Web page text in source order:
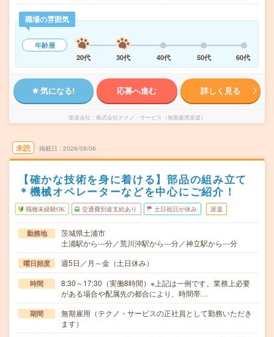
職場の雰囲気
年齢層
20代
30代 40代 50代 60代
気になる! 応募へ進む 詳しく見る
派遣会社 株式会社テクノ・サービス（無期雇用派遣）
未読 掲載日 2026/08/06
【確かな技術を身に着ける】部品の組み立て
＊機械オペレーターなどを中心にご紹介！
職種未経験OK 交通費別途支給あり 土日祝日が休み 派遣
勤務地
茨城県土浦市
土浦駅から---分／荒川沖駅から---分／神立駅から---分
曜日頻度 週5日／月～金（土日休み）
時間
8:30～17:30（実働8時間）※上記は一例です。業務上必要
がある場合や配属先の都合により、時間帯…
期間
無期雇用（テクノ・サービスの正社員として勤務いただき
ます）